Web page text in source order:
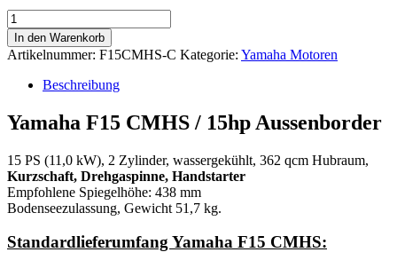
Yamaha
F15CMHS-
C
Menge
In den Warenkorb
Artikelnummer: F15CMHS-C Kategorie: Yamaha Motoren
Beschreibung
Yamaha F15 CMHS / 15hp Aussenborder
15 PS (11,0 kW), 2 Zylinder, wassergekühlt, 362 qcm Hubraum,
Kurzschaft, Drehgaspinne, Handstarter
Empfohlene Spiegelhöhe: 438 mm
Bodenseezulassung, Gewicht 51,7 kg.
Standardlieferumfang Yamaha F15 CMHS: